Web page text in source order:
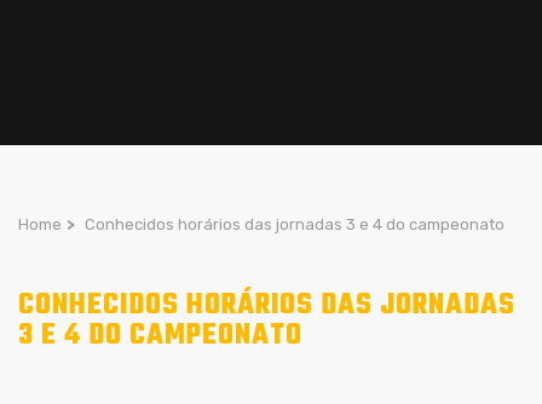
Home > Conhecidos horários das jornadas 3 e 4 do campeonato
CONHECIDOS HORÁRIOS DAS JORNADAS
3 E 4 DO CAMPEONATO